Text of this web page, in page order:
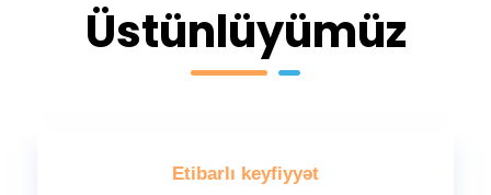
Üstünlüyümüz
Etibarlı keyfiyyət